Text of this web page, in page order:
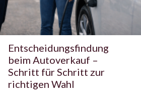
Entscheidungsfindung
beim Autoverkauf –
Schritt für Schritt zur
richtigen Wahl